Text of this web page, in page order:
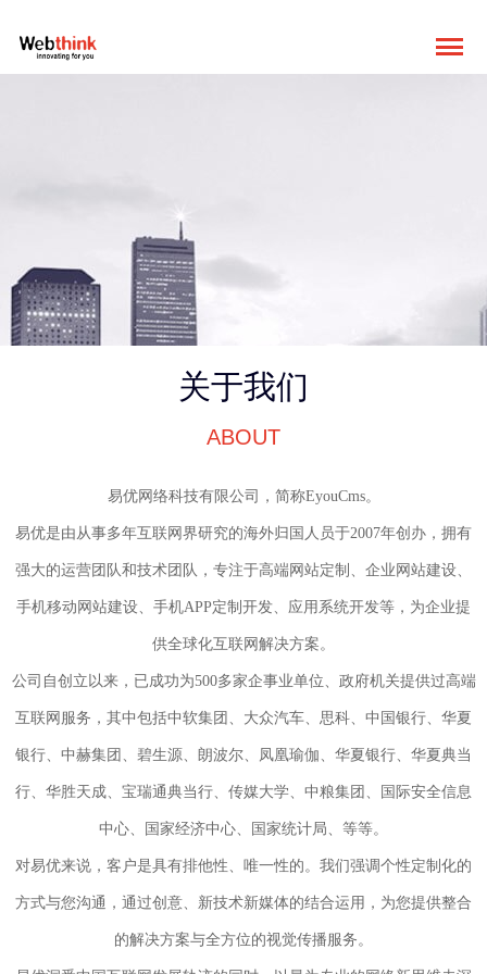
关于我们
ABOUT
易优网络科技有限公司，简称EyouCms。
易优是由从事多年互联网界研究的海外归国人员于2007年创办，拥有
强大的运营团队和技术团队，专注于高端网站定制、企业网站建设、
手机移动网站建设、手机APP定制开发、应用系统开发等，为企业提
供全球化互联网解决方案。
公司自创立以来，已成功为500多家企事业单位、政府机关提供过高端
互联网服务，其中包括中软集团、大众汽车、思科、中国银行、华夏
银行、中赫集团、碧生源、朗波尔、凤凰瑜伽、华夏银行、华夏典当
行、华胜天成、宝瑞通典当行、传媒大学、中粮集团、国际安全信息
中心、国家经济中心、国家统计局、等等。
对易优来说，客户是具有排他性、唯一性的。我们强调个性定制化的
方式与您沟通，通过创意、新技术新媒体的结合运用，为您提供整合
的解决方案与全方位的视觉传播服务。